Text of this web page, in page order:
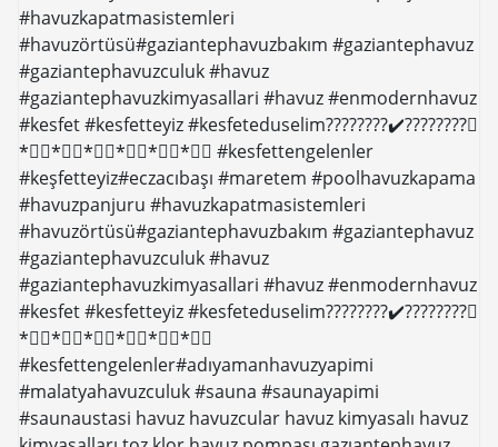
#havuzkapatmasistemleri
#havuzörtüsü#gaziantephavuzbakım #gaziantephavuz
#gaziantephavuzculuk #havuz
#gaziantephavuzkimyasallari #havuz #enmodernhavuz
#kesfet #kesfetteyiz #kesfeteduselim????????✔️????????⃣
*⃣⃣*⃣⃣*⃣⃣*⃣⃣*⃣⃣*⃣⃣ #kesfettengelenler
#keşfetteyiz#eczacıbaşı #maretem #poolhavuzkapama
#havuzpanjuru #havuzkapatmasistemleri
#havuzörtüsü#gaziantephavuzbakım #gaziantephavuz
#gaziantephavuzculuk #havuz
#gaziantephavuzkimyasallari #havuz #enmodernhavuz
#kesfet #kesfetteyiz #kesfeteduselim????????✔️????????⃣
*⃣⃣*⃣⃣*⃣⃣*⃣⃣*⃣⃣*⃣⃣
#kesfettengelenler#adıyamanhavuzyapimi
#malatyahavuzculuk #sauna #saunayapimi
#saunaustasi havuz havuzcular havuz kimyasalı havuz